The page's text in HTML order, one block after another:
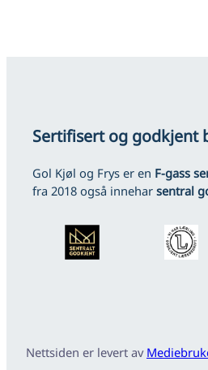
Sertifisert og godkjent
Gol Kjøl og Frys er en F-gass
fra 2018 også innehar sentral
Nettsiden er levert av